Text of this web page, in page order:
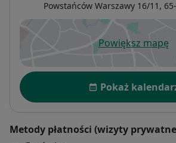
Powstańców Warszawy 16/11,
Powiększ mapę
otwiera
Dostępność
Pokaż
Metody płatności (wizyty